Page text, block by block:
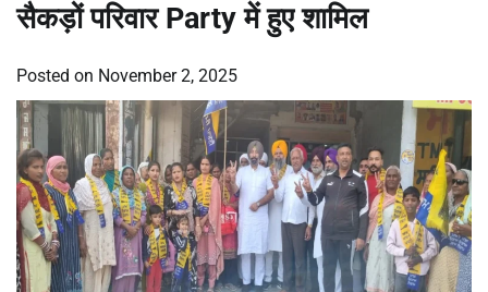
सैकड़ों परिवार Party में हुए शामिल
Posted on November 2, 2025